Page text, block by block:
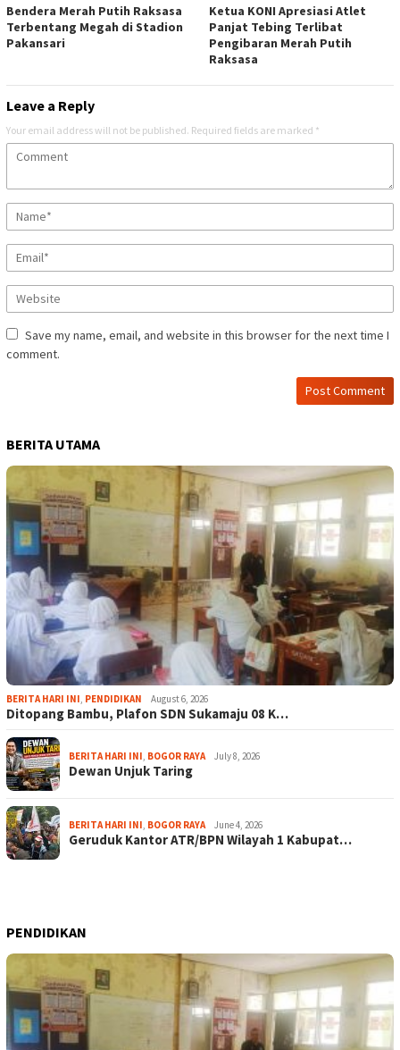
Bendera Merah Putih Raksasa
Terbentang Megah di Stadion
Pakansari
Ketua KONI Apresiasi Atlet
Panjat Tebing Terlibat
Pengibaran Merah Putih
Raksasa
Leave a Reply
Your email address will not be published. Required fields are marked *
Save my name, email, and website in this browser for the next time I
comment.
BERITA UTAMA
BERITA HARI INI, PENDIDIKAN August 6, 2026
Ditopang Bambu, Plafon SDN Sukamaju 08 K…
BERITA HARI INI, BOGOR RAYA July 8, 2026
Dewan Unjuk Taring
BERITA HARI INI, BOGOR RAYA June 4, 2026
Geruduk Kantor ATR/BPN Wilayah 1 Kabupat…
PENDIDIKAN